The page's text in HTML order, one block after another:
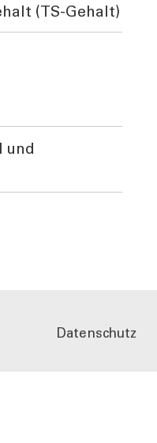
(TS-Gehalt)
und
Datenschutz